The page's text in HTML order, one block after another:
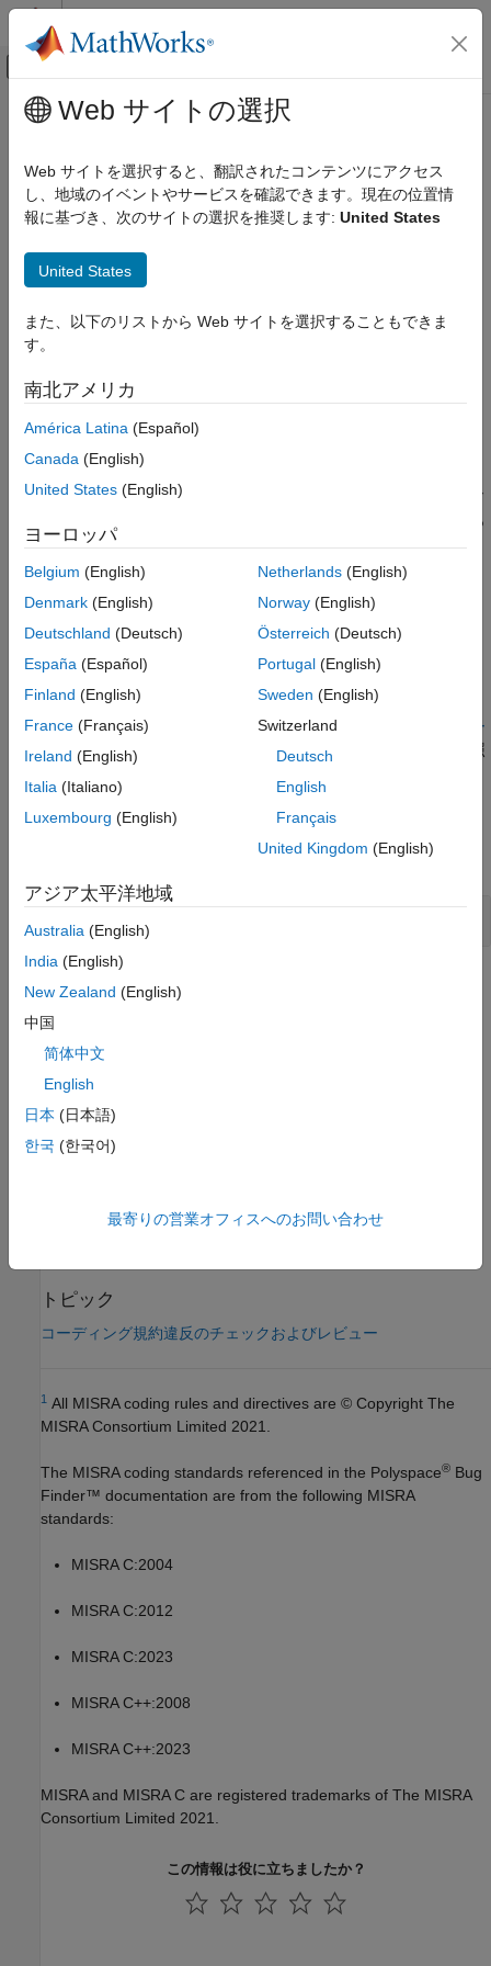
コンテンツへスキップ
オフキャンバス ナビゲーション メ
ドキュメンテーションのホーム
コード検証
Polyspace Bug Finder
Polyspace Bug Finder の結果
MISRA C:2023 命令およびルール
項目一覧
説明
例
チェック情報
参考
メインコンテンツ
MISRA C:2023 Rule 21.21
The Standard Library functionsystemof<stdlib.h>shall not be
used
このページをすべて展開する
説明
The Standard Library functionsystemof<stdlib.h>shall not be
used
This rule comes from MISRA C™:2012 Amendment 2.
脆弱性の原因になる可能性があります。攻撃者は任意のコマンド
を実行したり、システム上の任意の場所にあるデータを読み取っ
たり変更したりできます。
チェッカーは、標準ライブラリ関数 system の使用にフラグを設
トラブルシューティング
ルール違反を想定していてもその違反が表示されない場合、
コー
ディング規約違反が想定どおりに表示されない理由の診断
を参照
例
関数 の呼び出し
チェック情報
グループ:
カテゴリ:
AGC カテゴリ:
バージョン履歴
トピック
コーディング規約違反のチェックおよびレビュー
1 All MISRA coding rules and directives are © Copyright The
MISRA Consortium Limited 2021.
The MISRA coding standards referenced in the Polyspace® Bug
Finder™ documentation are from the following MISRA
standards:
MISRA C:2004
MISRA C:2012
MISRA C:2023
MISRA C++:2008
MISRA C++:2023
MISRA and MISRA C are registered trademarks of The MISRA
Consortium Limited 2021.
この情報は役に立ちましたか？
Web サイトの選択
Web サイトを選択すると、翻訳されたコンテンツにアクセス
し、地域のイベントやサービスを確認できます。現在の位置情
報に基づき、次のサイトの選択を推奨します: United States
United States
また、以下のリストから Web サイトを選択することもできま
す。
南北アメリカ
América Latina (Español)
Canada (English)
United States (English)
ヨーロッパ
Belgium (English)
Denmark (English)
Deutschland (Deutsch)
España (Español)
Finland (English)
France (Français)
Ireland (English)
Italia (Italiano)
Luxembourg (English)
Netherlands(English)
Norway(English)
Österreich (Deutsch)
Portugal(English)
Sweden (English)
Switzerland
Deutsch
English
Français
United Kingdom (English)
アジア太平洋地域
Australia (English)
India (English)
New Zealand (English)
中国
简体中文
English
日本 (日本語)
한국 (한국어)
最寄りの営業オフィスへのお問い合わせ